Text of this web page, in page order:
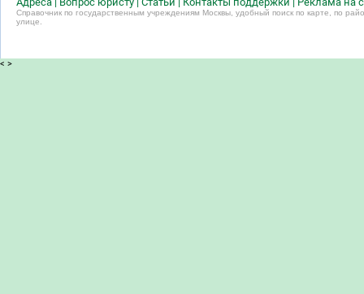
Справочник по государственным учреждениям Москвы, удобный поиск по карте, по
улице.
< >